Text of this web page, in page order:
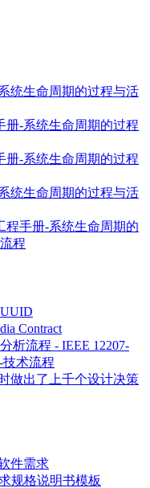
统生命周期的过程与活
册-系统生命周期的过程
册-系统生命周期的过程
统生命周期的过程与活
程手册-系统生命周期的
程
Contract
析流程 - IEEE 12207-
技术流程
做出了上千个设计决策
件需求
规格说明书模板